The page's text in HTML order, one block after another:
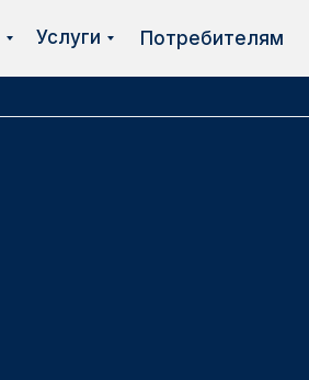
Услуги Потребителям